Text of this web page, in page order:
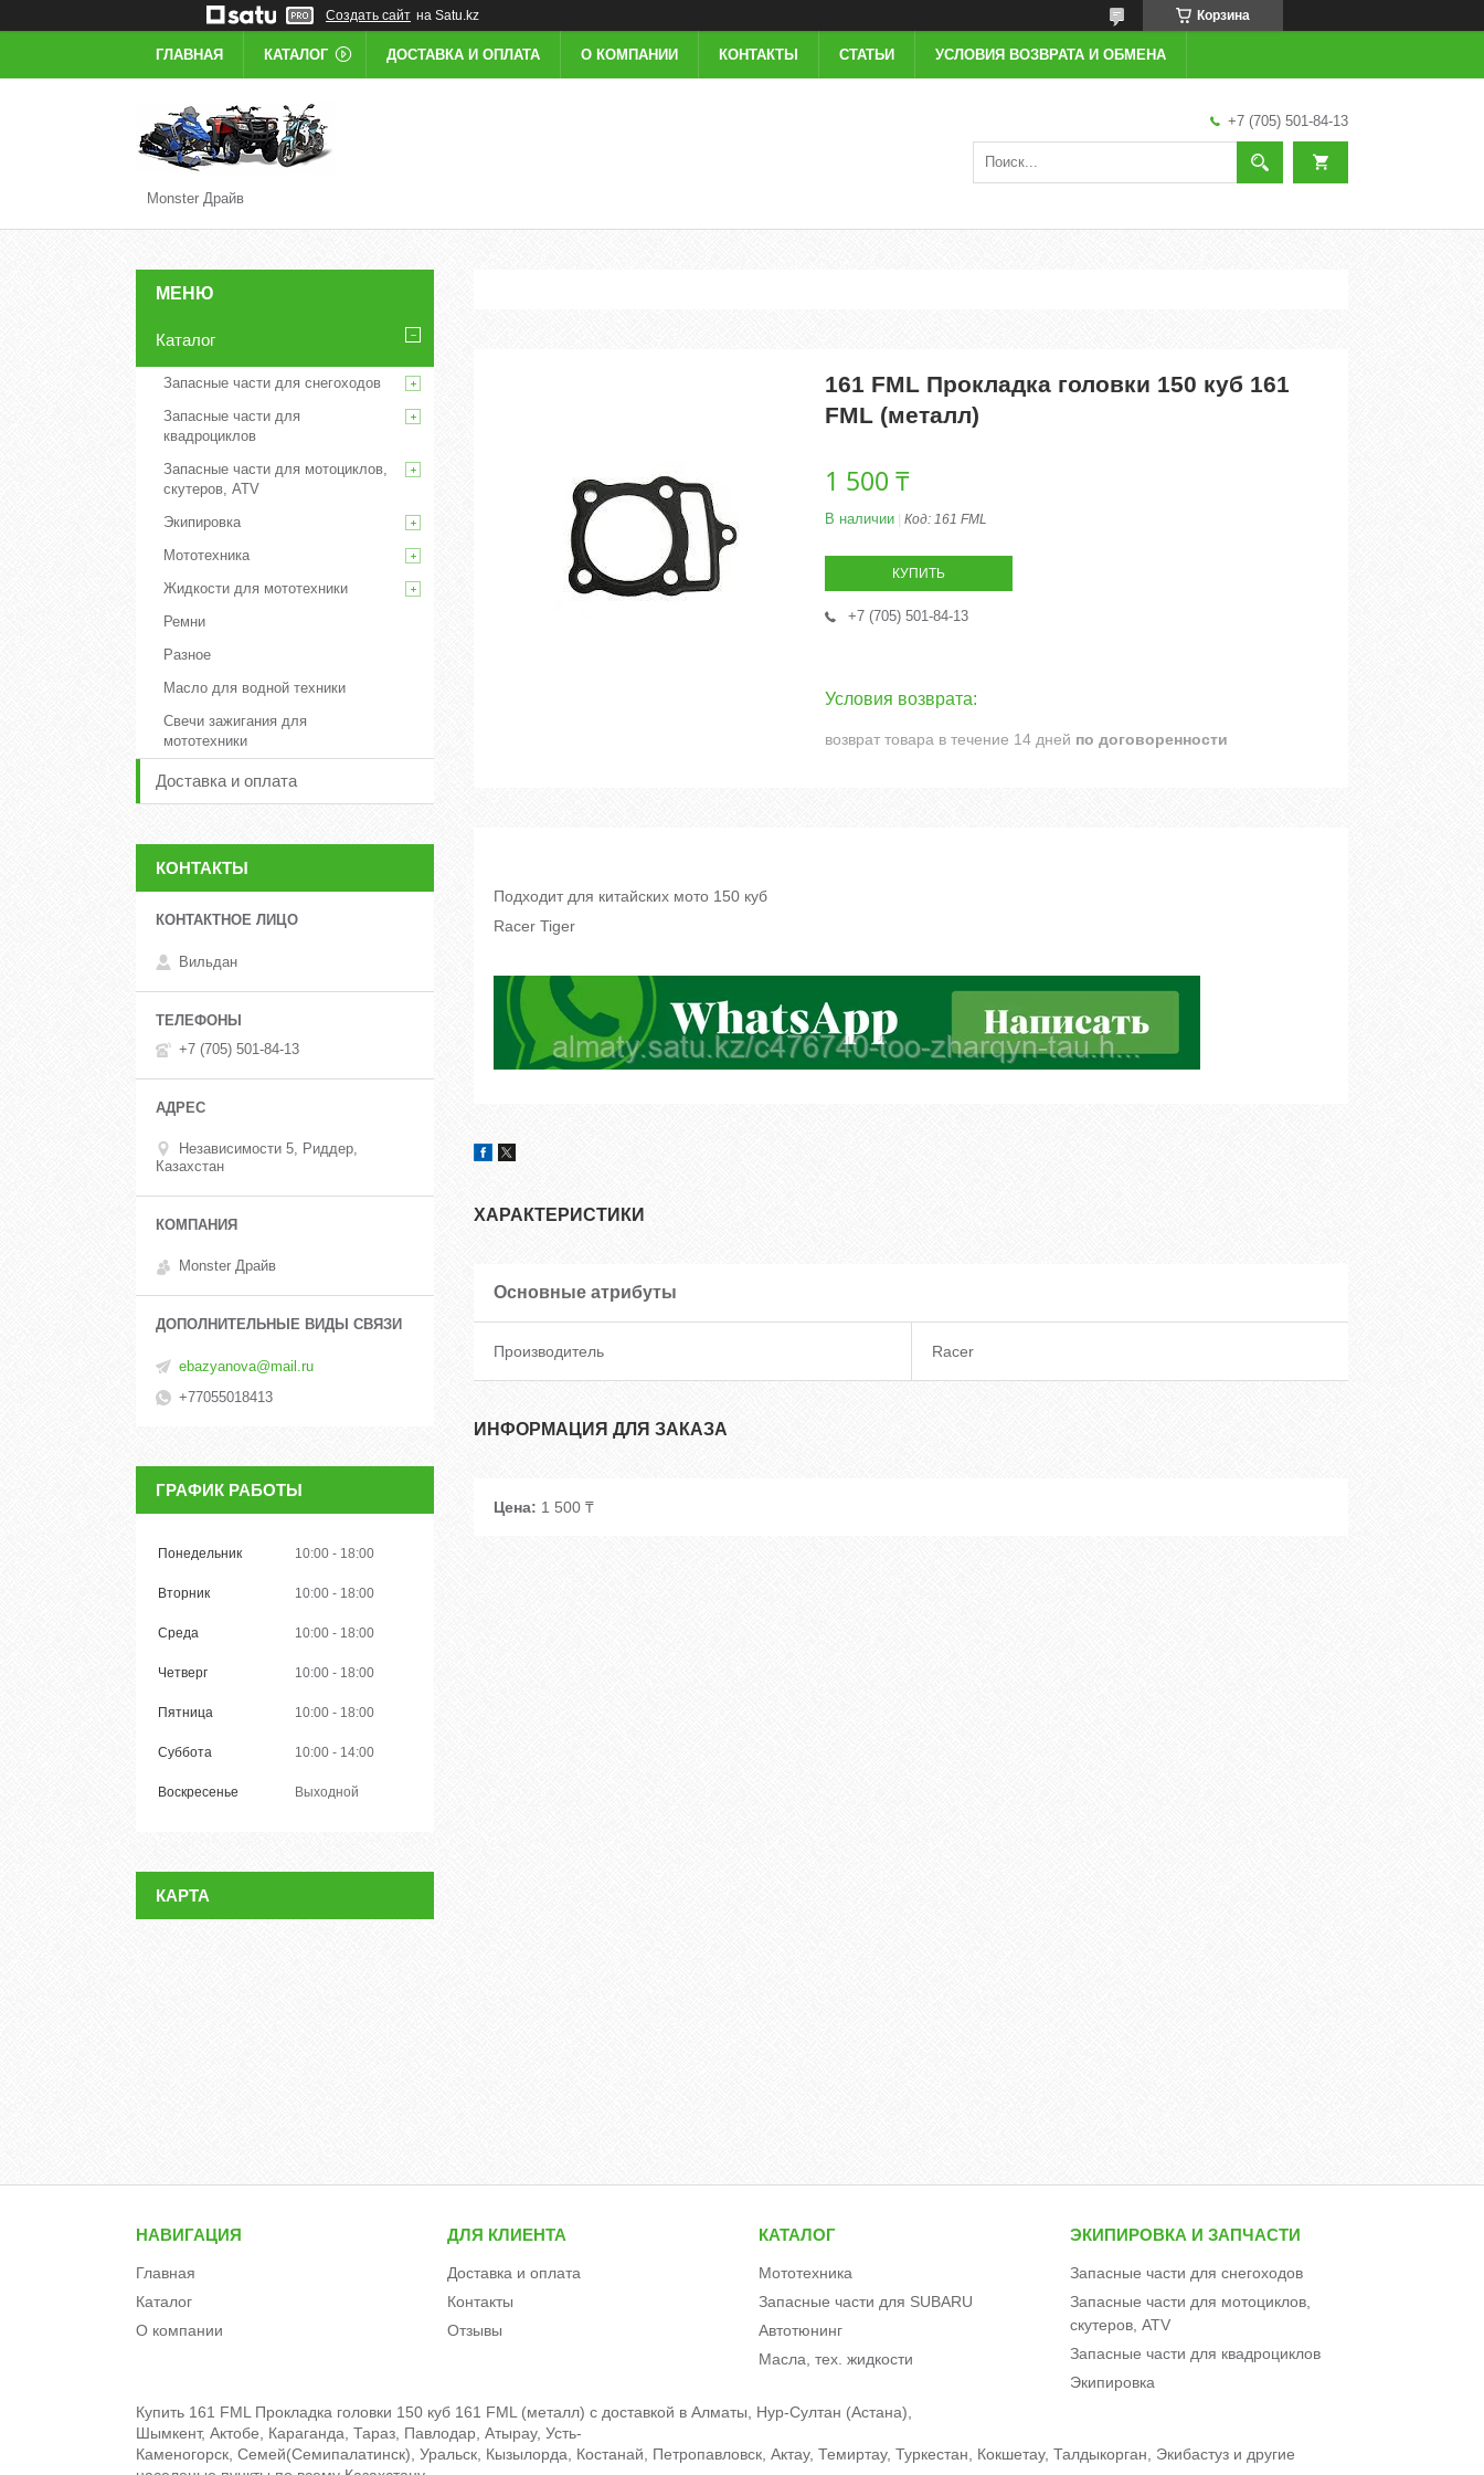
Создать сайт на Satu.kz Корзина
ГЛАВНАЯ КАТАЛОГ ДОСТАВКА И ОПЛАТА О КОМПАНИИ КОНТАКТЫ СТАТЬИ УСЛОВИЯ ВОЗВРАТА И ОБМЕНА
Monster Драйв
+7 (705) 501-84-13
161 FML Прокладка головки 150 куб 161
FML (металл)
1 500 ₸
В наличии Код: 161 FML
КУПИТЬ
+7 (705) 501-84-13
возврат товара в течение 14 дней по договоренности
Подходит для китайских мото 150 куб
Racer Tiger
ХАРАКТЕРИСТИКИ
Основные атрибуты
Производитель Racer
ИНФОРМАЦИЯ ДЛЯ ЗАКАЗА
Цена: 1 500 ₸
Каталог
Запасные части для снегоходов
Запасные части для
квадроциклов
Запасные части для мотоциклов,
скутеров, ATV
Экипировка
Мототехника
Жидкости для мототехники
Ремни
Разное
Масло для водной техники
Свечи зажигания для
мототехники
Доставка и оплата
КОНТАКТЫ
Вильдан
+7 (705) 501-84-13
Независимости 5, Риддер,
Казахстан
Monster Драйв
ebazyanova@mail.ru
+77055018413
ГРАФИК РАБОТЫ
Понедельник 10:00 18:00
Вторник 10:00 18:00
Среда 10:00 18:00
Четверг 10:00 18:00
Пятница 10:00 18:00
Суббота 10:00 14:00
Воскресенье Выходной
КАРТА
НАВИГАЦИЯ
Главная
Каталог
О компании
ДЛЯ КЛИЕНТА
Доставка и оплата
Контакты
Отзывы
КАТАЛОГ
Мототехника
Запасные части для SUBARU
Автотюнинг
Масла, тех. жидкости
ЭКИПИРОВКА И ЗАПЧАСТИ
Запасные части для снегоходов
Запасные части для мотоциклов,
скутеров, ATV
Запасные части для квадроциклов
Экипировка
Купить 161 FML Прокладка головки 150 куб 161 FML (металл) c доставкой в Алматы, Нур-Султан (Астана),
Шымкент, Актобе, Караганда, Тараз, Павлодар, Атырау, Усть-
Каменогорск, Семей(Семипалатинск), Уральск, Кызылорда, Костанай, Петропавловск, Актау, Темиртау, Туркестан, Кокшетау, Талдыкорган, Экибастуз и другие